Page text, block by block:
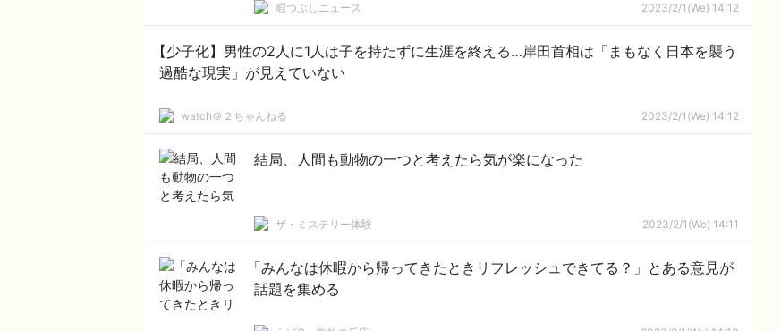
暇つぶしニュース 2023/2/1(We) 14:12
【少子化】男性の2人に1人は子を持たずに生涯を終える…岸田首相は「まもなく日本を襲う
過酷な現実」が見えていない
watch＠２ちゃんねる 2023/2/1(We) 14:12
結局、人間も動物の一つと考えたら気が楽になった
ザ・ミステリー体験 2023/2/1(We) 14:11
「みんなは休暇から帰ってきたときリフレッシュできてる？」とある意見が
話題を集める